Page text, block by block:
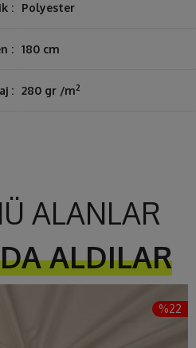
: Polyester
: 180 cm
: 280 gr /m2
ALANLAR
ALDILAR
%22